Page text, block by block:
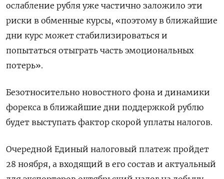
ослабление рубля уже частично заложило эти
риски в обменные курсы, «поэтому в ближайшие
дни курс может стабилизироваться и
попытаться отыграть часть эмоциональных
потерь».
Безотносительно новостного фона и динамики
форекса в ближайшие дни поддержкой рублю
будет выступать фактор скорой уплаты налогов.
Очередной Единый налоговый платеж пройдет
28 ноября, а входящий в его состав и актуальный